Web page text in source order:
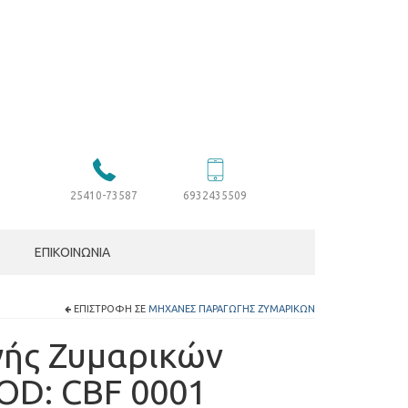
25410-73587 6932435509
ΕΠΙΚΟΙΝΩΝΊΑ
ΕΠΙΣΤΡΟΦΉ ΣΕ ΜΗΧΑΝΈΣ ΠΑΡΑΓΩΓΉΣ ΖΥΜΑΡΙΚΏΝ
Ζυμαρικών
CBF 0001